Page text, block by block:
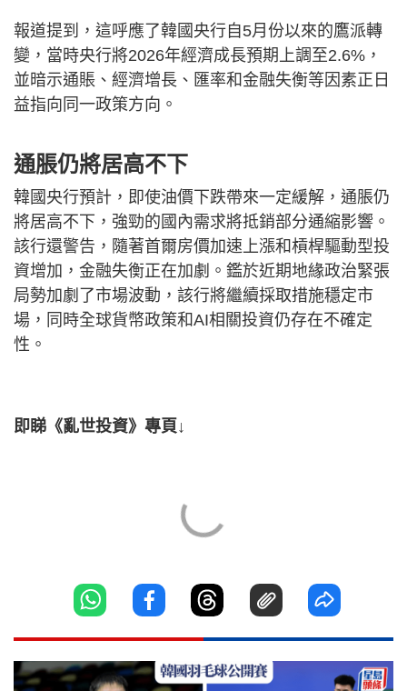
報道提到，這呼應了韓國央行自5月份以來的鷹派轉
變，當時央行將2026年經濟成長預期上調至2.6%，
並暗示通賬、經濟增長、匯率和金融失衡等因素正日
益指向同一政策方向。
通脹仍將居高不下
韓國央行預計，即使油價下跌帶來一定緩解，通脹仍
將居高不下，強勁的國內需求將抵銷部分通縮影響。
該行還警告，隨著首爾房價加速上漲和槓桿驅動型投
資增加，金融失衡正在加劇。鑑於近期地緣政治緊張
局勢加劇了市場波動，該行將繼續採取措施穩定市
場，同時全球貨幣政策和AI相關投資仍存在不確定
性。
即睇《亂世投資》專頁↓